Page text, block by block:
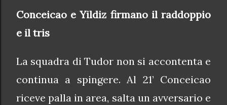
Conceicao e Yildiz firmano il raddoppio
e il tris
La squadra di Tudor non si accontenta e
continua a spingere. Al 21’ Conceicao
riceve palla in area, salta un avversario e